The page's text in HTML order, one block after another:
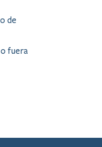
de
fuera